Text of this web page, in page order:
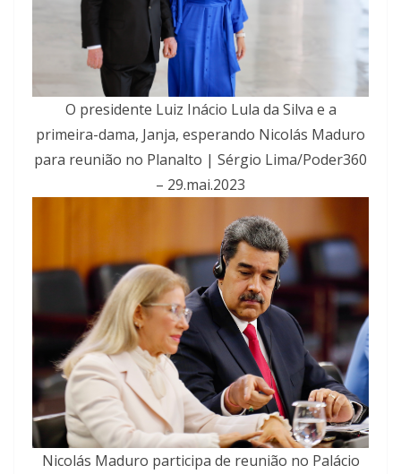
O presidente Luiz Inácio Lula da Silva e a
primeira-dama, Janja, esperando Nicolás Maduro
para reunião no Planalto | Sérgio Lima/Poder360
– 29.mai.2023
Nicolás Maduro participa de reunião no Palácio